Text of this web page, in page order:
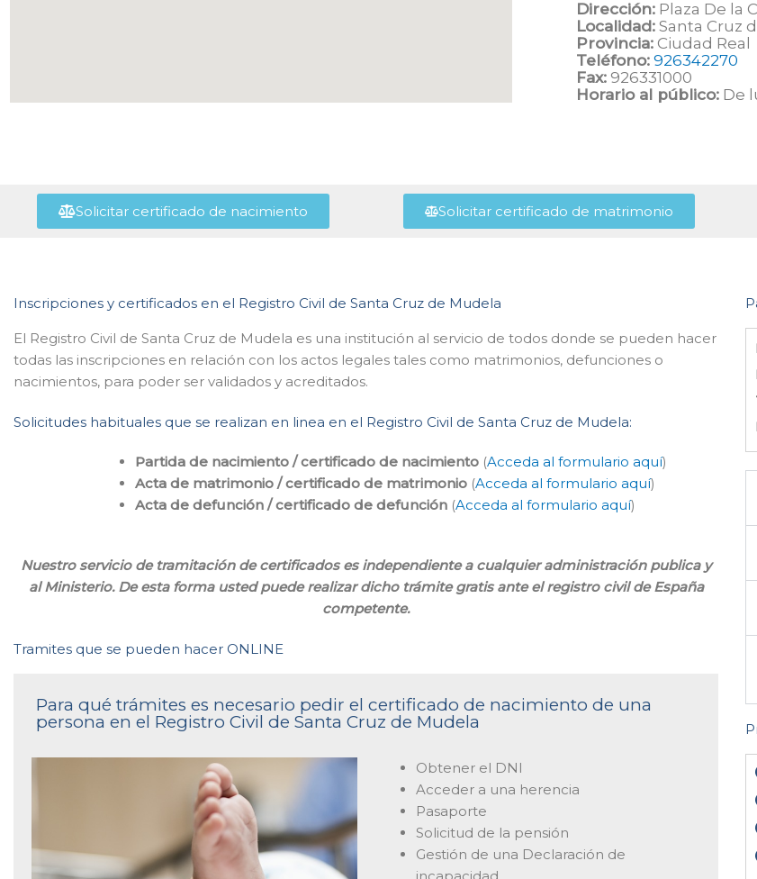
Dirección: Plaza De la
Localidad: Santa Cruz
Provincia: Ciudad Real
Teléfono: 926342270
Fax: 926331000
Horario al público: De
Solicitar certificado de nacimiento Solicitar certificado de matrimonio
Inscripciones y certificados en el Registro Civil de Santa Cruz de Mudela
El Registro Civil de Santa Cruz de Mudela es una institución al servicio de todos donde se pueden hacer
todas las inscripciones en relación con los actos legales tales como matrimonios, defunciones o
nacimientos, para poder ser validados y acreditados.
Solicitudes habituales que se realizan en linea en el Registro Civil de Santa Cruz de Mudela:
Partida de nacimiento / certificado de nacimiento (Acceda al formulario aquí)
Acta de matrimonio / certificado de matrimonio (Acceda al formulario aquí)
Acta de defunción / certificado de defunción (Acceda al formulario aquí)
Nuestro servicio de tramitación de certificados es independiente a cualquier administración publica y
al Ministerio. De esta forma usted puede realizar dicho trámite gratis ante el registro civil de España
competente.
Tramites que se pueden hacer ONLINE
Para qué trámites es necesario pedir el certificado de nacimiento de una
persona en el Registro Civil de Santa Cruz de Mudela
Obtener el DNI
Acceder a una herencia
Pasaporte
Solicitud de la pensión
Gestión de una Declaración de
incapacidad